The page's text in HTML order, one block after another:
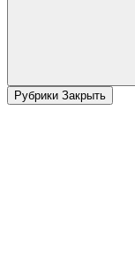
Рубрики Закрыть